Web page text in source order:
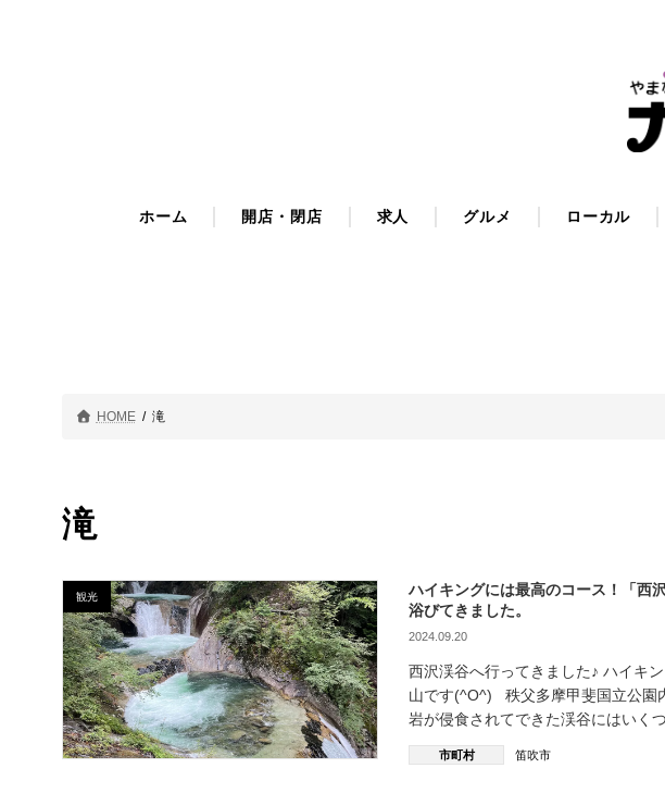
ホーム 開店・閉店 求人 グルメ ローカル
HOME 滝
滝
観光
ハイキングには最高のコース！「西
浴びてきました。
2024.09.20
西沢渓谷へ行ってきました♪ ハイキ
山です(^O^) 秩父多摩甲斐国立公園
岩が侵食されてできた渓谷にはいく
市町村 笛吹市